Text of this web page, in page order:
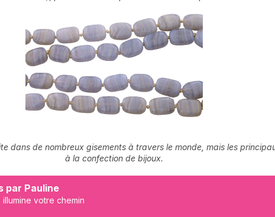
dans de nombreux gisements à travers le monde, mais les
à la confection de bijoux.
par Pauline
votre chemin